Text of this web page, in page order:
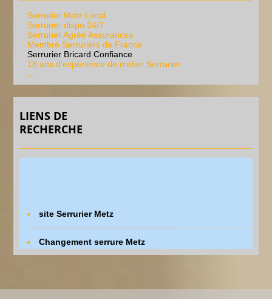
Serrurier Metz Local
Serrurier dispo 24/7
Serrurier Agréé Assurances
Membre Serruriers de France
Serrurier Bricard Confiance
18 ans d'expérience de métier Serrurier
LIENS DE
RECHERCHE
site Serrurier Metz
Changement serrure Metz